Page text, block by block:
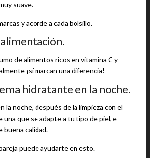
suave.
y acorde a cada bolsillo.
de alimentos ricos en vitamina C y
¡sí marcan una diferencia!
hidratante en la noche.
la noche, después de la limpieza con el
una que se adapte a tu tipo de piel, e
buena calidad.
puede ayudarte en esto.